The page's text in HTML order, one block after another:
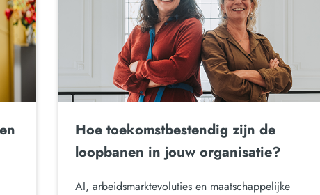
Hoe toekomstbestendig zijn de
loopbanen in jouw organisatie?
AI, arbeidsmarktevoluties en maatschappelijke